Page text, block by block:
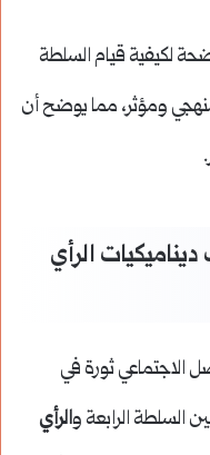
لكيفية قيام السلطة
ومؤثر، مما يوضح أن
الرأي
الاجتماعي ثورة في
السلطة الرابعة والرأي